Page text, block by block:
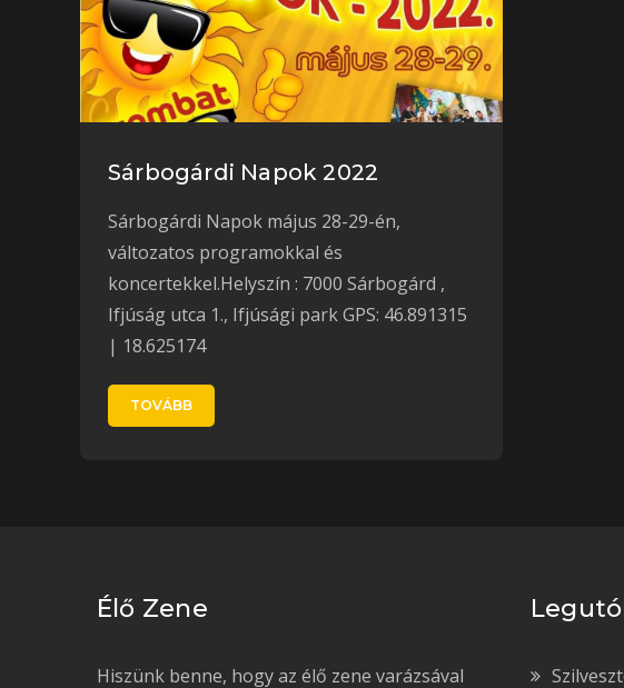
Sárbogárdi Napok 2022
Sárbogárdi Napok május 28-29-én,
változatos programokkal és
koncertekkel.Helyszín : 7000 Sárbogárd ,
Ifjúság utca 1., Ifjúsági park GPS: 46.891315
| 18.625174
TOVÁBB
Élő Zene
Hiszünk benne, hogy az élő zene varázsával